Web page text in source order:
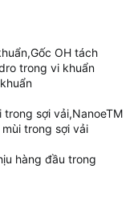
OH tách
trong vi khuẩn
sợi vải,NanoeTM
trong sợi vải
hàng đầu trong